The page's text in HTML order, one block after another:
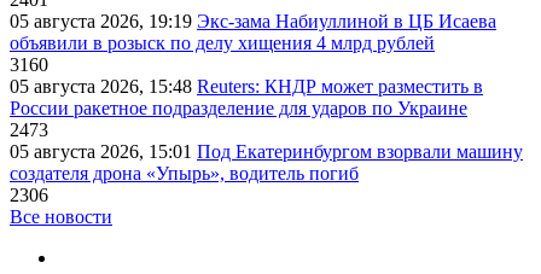
05 августа 2026, 19:19 Экс-зама Набиуллиной в ЦБ Исаева
объявили в розыск по делу хищения 4 млрд рублей
3160
05 августа 2026, 15:48 Reuters: КНДР может разместить в
России ракетное подразделение для ударов по Украине
2473
05 августа 2026, 15:01 Под Екатеринбургом взорвали машину
создателя дрона «Упырь», водитель погиб
2306
Все новости